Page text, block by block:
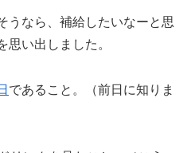
うなら、補給したいなーと思
思い出しました。
であること。（前日に知りま